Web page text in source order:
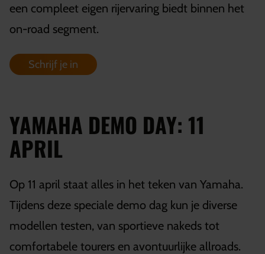
een compleet eigen rijervaring biedt binnen het
on-road segment.
Schrijf je in
YAMAHA DEMO DAY: 11
APRIL
Op 11 april staat alles in het teken van Yamaha.
Tijdens deze speciale demo dag kun je diverse
modellen testen, van sportieve nakeds tot
comfortabele tourers en avontuurlijke allroads.